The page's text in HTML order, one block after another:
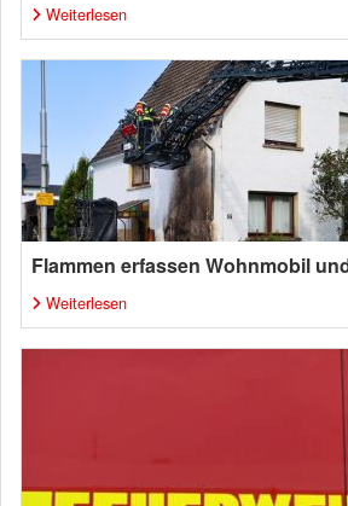
Weiterlesen
Flammen erfassen Wohnmobil
Weiterlesen